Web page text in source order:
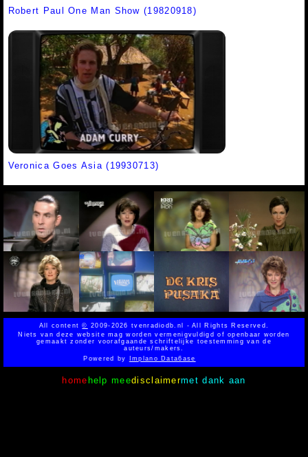
Robert Paul One Man Show (19820918)
Veronica Goes Asia (19930713)
All content© 2009-2026 tvenradiodb.nl - All Rights Reserved.
Niets van deze website mag worden vermenigvuldigd of openbaar worden
gemaakt zonder voorafgaande schriftelijke toestemming van de
auteurs/makers.
Powered by Implano Data6ase
home help meedisclaimermet dank aan